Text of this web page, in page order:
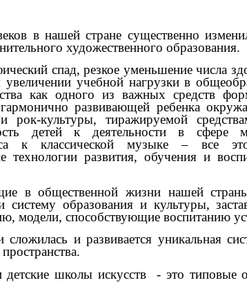
стране существенно
художественного образования.
спад, резкое уменьшение числа
учебной нагрузки в
как одного из важных средств
гармонично развивающей ребенка
культуры, тиражируемой
детей к деятельности в сфере
к классической музыке – все это
технологии развития, обучения и
общественной жизни нашей
систему образования и культуры,
модели, способствующие
и развивается уникальная
школы искусств - это типовые